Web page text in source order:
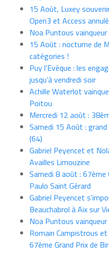
15 Août, Luxey
Open3 et Access
Noa Puntous
15 Août : nocturne de
catégories !
Puy l’Evèque : les
jusqu’à vendredi soir
Achille Waterlot
Poitou
Mercredi 12 août :
Samedi 15 Août :
(64)
Gabriel Peyencet et
Availles Limouzine
Samedi 8 août : 67ème
Paulo Saint Gérard
Gabriel Peyencet
Beauchabrol à Aix sur
Noa Puntous vainqueur
Romain Campistrous
67ème Grand Prix de